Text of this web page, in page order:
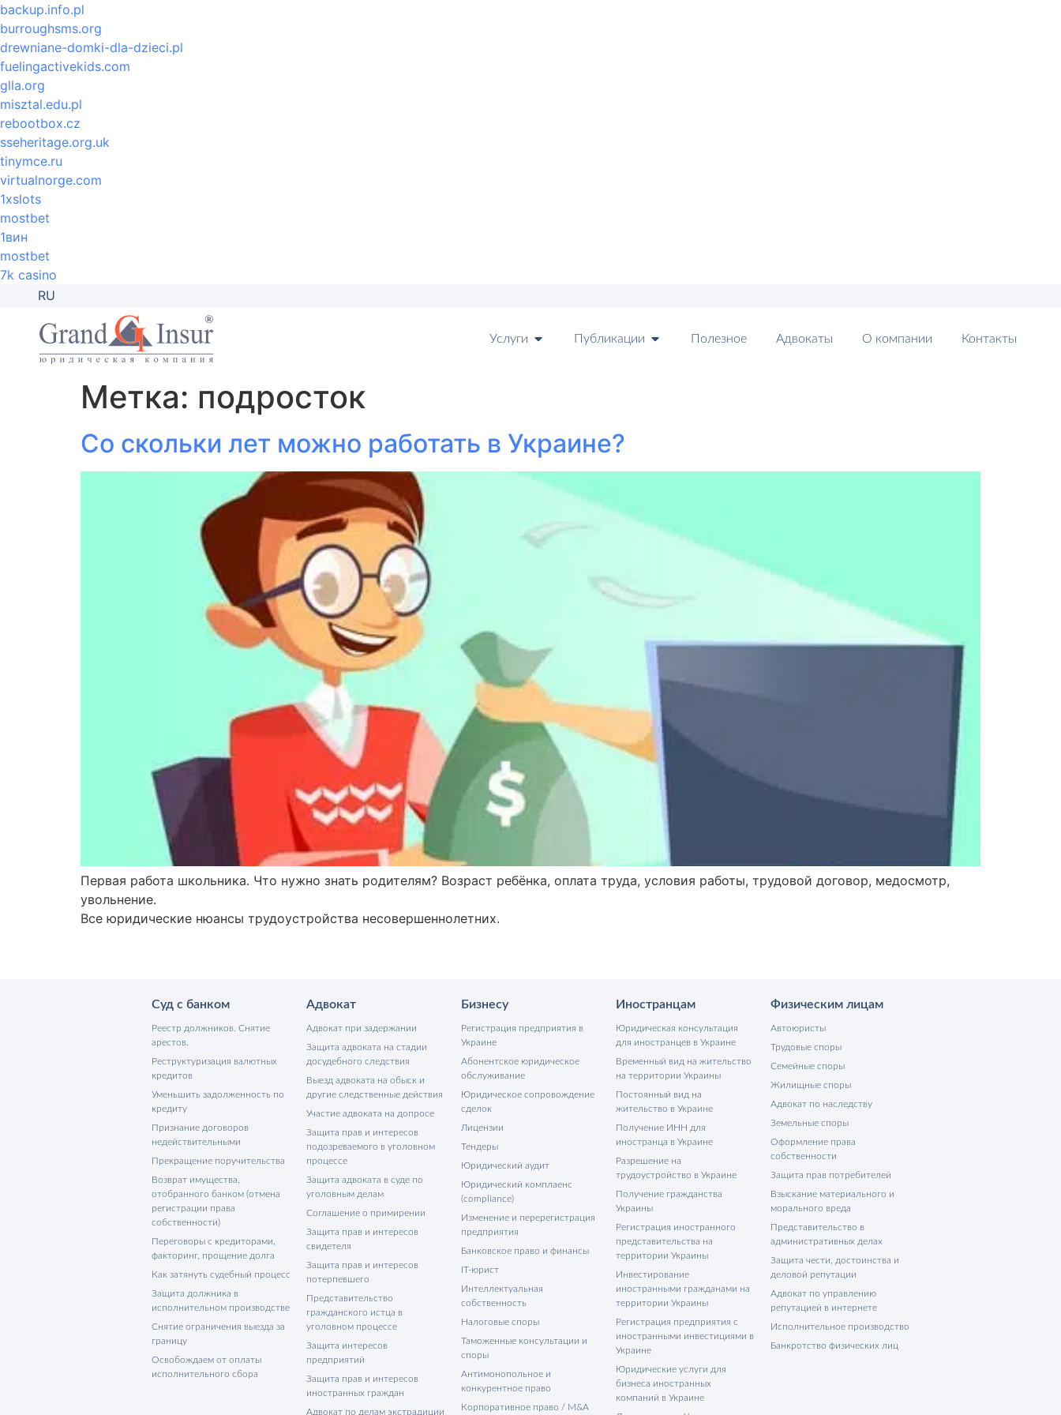
backup.info.pl
burroughsms.org
drewniane-domki-dla-dzieci.pl
fuelingactivekids.com
glla.org
misztal.edu.pl
rebootbox.cz
sseheritage.org.uk
tinymce.ru
virtualnorge.com
1xslots
mostbet
1вин
mostbet
7k casino
RU
Услуги Публикации Полезное Адвокаты О компании Контакты
Метка: подросток
Со скольки лет можно работать в Украине?
Первая работа школьника. Что нужно знать родителям? Возраст ребёнка, оплата труда, условия работы, трудовой договор, медосмотр,
увольнение.
Все юридические нюансы трудоустройства несовершеннолетних.
Суд с банком
Реестр должников. Снятие
арестов.
Реструктуризация валютных
кредитов
Уменьшить задолженность по
кредиту
Признание договоров
недействительными
Прекращение поручительства
Возврат имущества,
отобранного банком (отмена
регистрации права
собственности)
Переговоры с кредиторами,
факторинг, прощение долга
Как затянуть судебный процесс
Защита должника в
исполнительном производстве
Снятие ограничения выезда за
границу
Освобождаем от оплаты
исполнительного сбора
Адвокат
Адвокат при задержании
Защита адвоката на стадии
досудебного следствия
Выезд адвоката на обыск и
другие следственные действия
Участие адвоката на допросе
Защита прав и интересов
подозреваемого в уголовном
процессе
Защита адвоката в суде по
уголовным делам
Соглашение о примирении
Защита прав и интересов
свидетеля
Защита прав и интересов
потерпевшего
Представительство
гражданского истца в
уголовном процессе
Защита интересов
предприятий
Защита прав и интересов
иностранных граждан
Адвокат по делам экстрадиции
Бизнесу
Регистрация предприятия в
Украине
Абонентское юридическое
обслуживание
Юридическое сопровождение
сделок
Лицензии
Тендеры
Юридический аудит
Юридический комплаенс
(compliance)
Изменение и перерегистрация
предприятия
Банковское право и финансы
IT-юрист
Интеллектуальная
собственность
Налоговые споры
Таможенные консультации и
споры
Антимонопольное и
конкурентное право
Корпоративное право / M&A
Иностранцам
Юридическая консультация
для иностранцев в Украине
Временный вид на жительство
на территории Украины
Постоянный вид на
жительство в Украине
Получение ИНН для
иностранца в Украине
Разрешение на
трудоустройство в Украине
Получение гражданства
Украины
Регистрация иностранного
представительства на
территории Украины
Инвестирование
иностранными гражданами на
территории Украины
Регистрация предприятия с
иностранными инвестициями в
Украине
Юридические услуги для
бизнеса иностранных
компаний в Украине
Физическим лицам
Автоюристы
Трудовые споры
Семейные споры
Жилищные споры
Адвокат по наследству
Земельные споры
Оформление права
собственности
Защита прав потребителей
Взыскание материального и
морального вреда
Представительство в
административных делах
Защита чести, достоинства и
деловой репутации
Адвокат по управлению
репутацией в интернете
Исполнительное производство
Банкротство физических лиц